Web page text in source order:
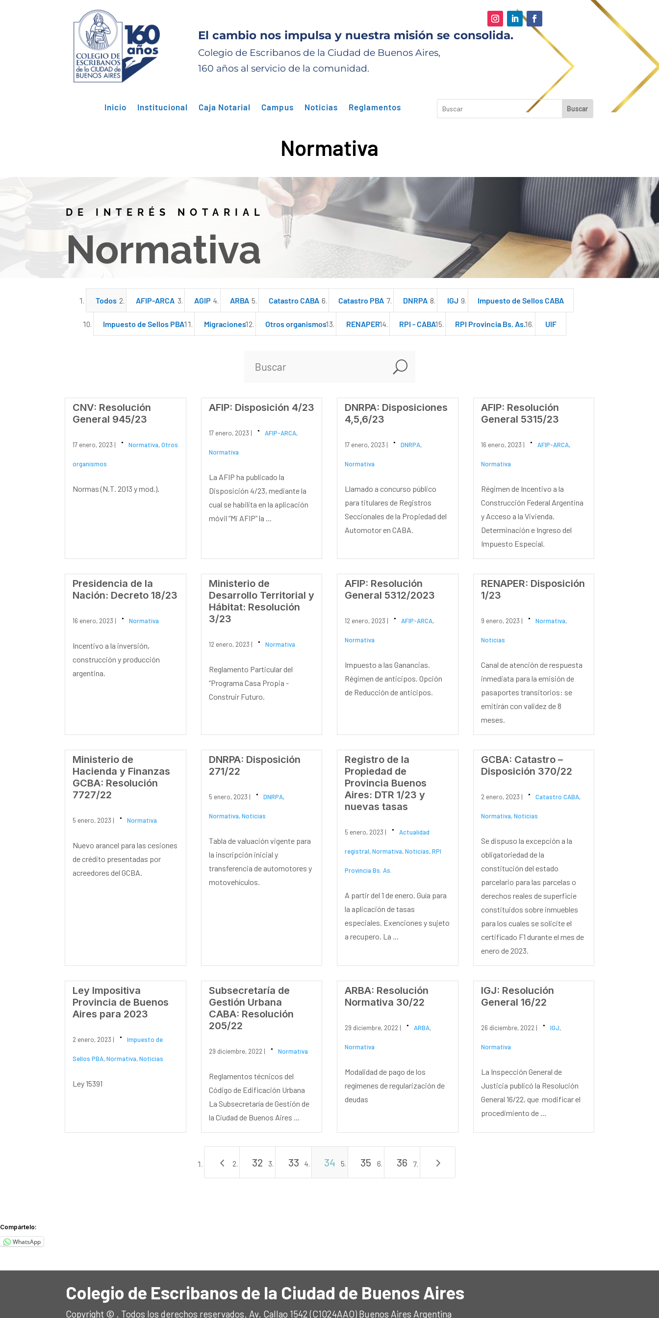
El cambio nos impulsa y nuestra misión se consolida.
Colegio de Escribanos de la Ciudad de Buenos Aires,
160 años al servicio de la comunidad.
Inicio Institucional Caja Notarial Campus Noticias Reglamentos
Normativa
DE INTERÉS NOTARIAL
Normativa
Todos AFIP-ARCA AGIP ARBA Catastro CABA Catastro PBA DNRPA IGJ Impuesto de Sellos CABA
Impuesto de Sellos PBA Migraciones Otros organismos RENAPER RPI - CABA RPI Provincia Bs. As. UIF
U
CNV: Resolución
General 945/23
17 enero, 2023 | Normativa,Otros
organismos
Normas (N.T. 2013 y mod.).
AFIP: Disposición 4/23
17 enero, 2023 | AFIP-ARCA,
Normativa
La AFIP ha publicado la
Disposición 4/23, mediante la
cual se habilita en la aplicación
móvil “Mi AFIP” la ...
DNRPA: Disposiciones
4,5,6/23
17 enero, 2023 | DNRPA,
Normativa
Llamado a concurso público
para titulares de Registros
Seccionales de la Propiedad del
Automotor en CABA.
AFIP: Resolución
General 5315/23
16 enero, 2023 | AFIP-ARCA,
Normativa
Régimen de Incentivo a la
Construcción Federal Argentina
y Acceso a la Vivienda.
Determinación e Ingreso del
Impuesto Especial.
Presidencia de la
Nación: Decreto 18/23
16 enero, 2023 | Normativa
Incentivo a la inversión,
construcción y producción
argentina.
Ministerio de
Desarrollo Territorial y
Hábitat: Resolución
3/23
12 enero, 2023 | Normativa
Reglamento Particular del
“Programa Casa Propia -
Construir Futuro.
AFIP: Resolución
General 5312/2023
12 enero, 2023 | AFIP-ARCA,
Normativa
Impuesto a las Ganancias.
Régimen de anticipos. Opción
de Reducción de anticipos.
RENAPER: Disposición
1/23
9 enero, 2023 | Normativa,
Noticias
Canal de atención de respuesta
inmediata para la emisión de
pasaportes transitorios: se
emitirán con validez de 8
meses.
Ministerio de
Hacienda y Finanzas
GCBA: Resolución
7727/22
5 enero, 2023 | Normativa
Nuevo arancel para las cesiones
de crédito presentadas por
acreedores del GCBA.
DNRPA: Disposición
271/22
5 enero, 2023 | DNRPA,
Normativa, Noticias
Tabla de valuación vigente para
la inscripción inicial y
transferencia de automotores y
motovehículos.
Registro de la
Propiedad de
Provincia Buenos
Aires: DTR 1/23 y
nuevas tasas
5 enero, 2023 | Actualidad
registral,Normativa,Noticias,RPI
Provincia Bs. As.
A partir del 1 de enero. Guía para
la aplicación de tasas
especiales. Exenciones y sujeto
a recupero. La ...
GCBA: Catastro –
Disposición 370/22
2 enero, 2023 | Catastro CABA,
Normativa, Noticias
Se dispuso la excepción a la
obligatoriedad de la
constitución del estado
parcelario para las parcelas o
derechos reales de superficie
constituidos sobre inmuebles
para los cuales se solicite el
certificado F1 durante el mes de
enero de 2023.
Ley Impositiva
Provincia de Buenos
Aires para 2023
2 enero, 2023 | Impuesto de
Sellos PBA,Normativa,Noticias
Ley 15391
Subsecretaría de
Gestión Urbana
CABA: Resolución
205/22
29 diciembre, 2022 | Normativa
Reglamentos técnicos del
Código de Edificación Urbana
La Subsecretaría de Gestión de
la Ciudad de Buenos Aires ...
ARBA: Resolución
Normativa 30/22
29 diciembre, 2022 | ARBA,
Normativa
Modalidad de pago de los
regímenes de regularización de
deudas
IGJ: Resolución
General 16/22
26 diciembre, 2022 | IGJ,
Normativa
La Inspección General de
Justicia publicó la Resolución
General 16/22, que modificar el
procedimiento de ...
4 32 33 34 35 36 5
Compártelo:
WhatsApp
Colegio de Escribanos de la Ciudad de Buenos Aires
Copyright © . Todos los derechos reservados. Av. Callao 1542 (C1024AAO) Buenos Aires Argentina